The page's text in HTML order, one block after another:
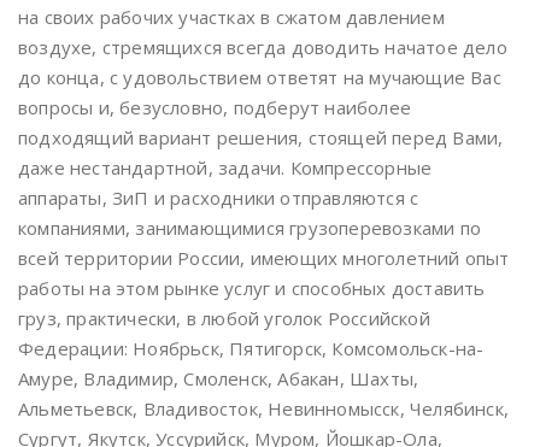
на своих рабочих участках в сжатом давлением
воздухе, стремящихся всегда доводить начатое дело
до конца, с удовольствием ответят на мучающие Вас
вопросы и, безусловно, подберут наиболее
подходящий вариант решения, стоящей перед Вами,
даже нестандартной, задачи. Компрессорные
аппараты, ЗиП и расходники отправляются с
компаниями, занимающимися грузоперевозками по
всей территории России, имеющих многолетний опыт
работы на этом рынке услуг и способных доставить
груз, практически, в любой уголок Российской
Федерации: Ноябрьск, Пятигорск, Комсомольск-на-
Амуре, Владимир, Смоленск, Абакан, Шахты,
Альметьевск, Владивосток, Невинномысск, Челябинск,
Сургут, Якутск, Уссурийск, Муром, Йошкар-Ола,